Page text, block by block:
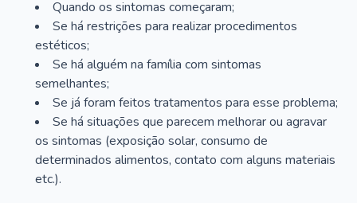
Quando os sintomas começaram;
Se há restrições para realizar procedimentos
estéticos;
Se há alguém na família com sintomas
semelhantes;
Se já foram feitos tratamentos para esse problema;
Se há situações que parecem melhorar ou agravar
os sintomas (exposição solar, consumo de
determinados alimentos, contato com alguns materiais
etc.).